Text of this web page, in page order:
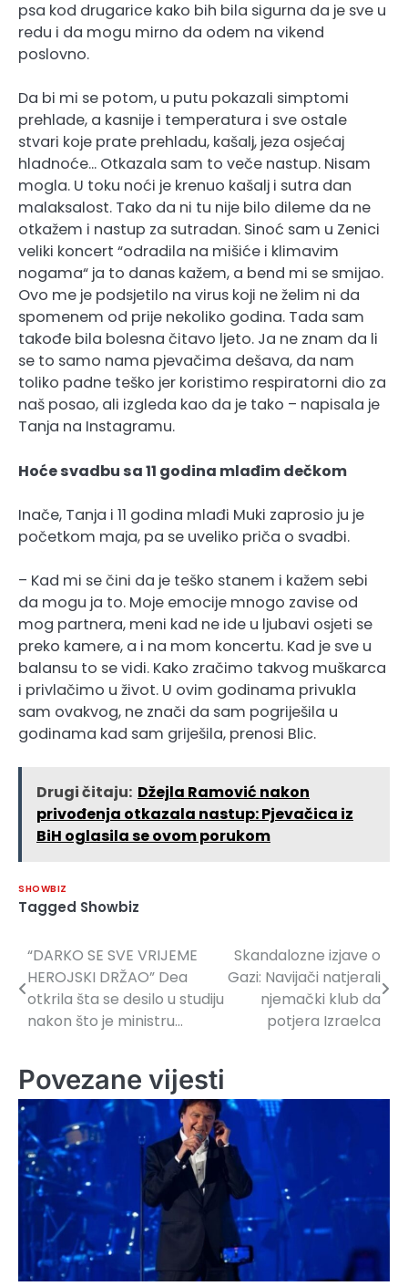
psa kod drugarice kako bih bila sigurna da je sve u
redu i da mogu mirno da odem na vikend
poslovno.
Da bi mi se potom, u putu pokazali simptomi
prehlade, a kasnije i temperatura i sve ostale
stvari koje prate prehladu, kašalj, jeza osjećaj
hladnoće… Otkazala sam to veče nastup. Nisam
mogla. U toku noći je krenuo kašalj i sutra dan
malaksalost. Tako da ni tu nije bilo dileme da ne
otkažem i nastup za sutradan. Sinoć sam u Zenici
veliki koncert “odradila na mišiće i klimavim
nogama“ ja to danas kažem, a bend mi se smijao.
Ovo me je podsjetilo na virus koji ne želim ni da
spomenem od prije nekoliko godina. Tada sam
takođe bila bolesna čitavo ljeto. Ja ne znam da li
se to samo nama pjevačima dešava, da nam
toliko padne teško jer koristimo respiratorni dio za
naš posao, ali izgleda kao da je tako – napisala je
Tanja na Instagramu.
Hoće svadbu sa 11 godina mlađim dečkom
Inače, Tanja i 11 godina mlađi Muki zaprosio ju je
početkom maja, pa se uveliko priča o svadbi.
– Kad mi se čini da je teško stanem i kažem sebi
da mogu ja to. Moje emocije mnogo zavise od
mog partnera, meni kad ne ide u ljubavi osjeti se
preko kamere, a i na mom koncertu. Kad je sve u
balansu to se vidi. Kako zračimo takvog muškarca
i privlačimo u život. U ovim godinama privukla
sam ovakvog, ne znači da sam pogriješila u
godinama kad sam griješila, prenosi Blic.
Drugi čitaju: Džejla Ramović nakon
privođenja otkazala nastup: Pjevačica iz
BiH oglasila se ovom porukom
SHOWBIZ
Tagged Showbiz
Navigacija
članaka
“DARKO SE SVE VRIJEME
HEROJSKI DRŽAO” Dea
otkrila šta se desilo u studiju
nakon što je ministru…
Skandalozne izjave o
Gazi: Navijači natjerali
njemački klub da
potjera Izraelca
Povezane vijesti